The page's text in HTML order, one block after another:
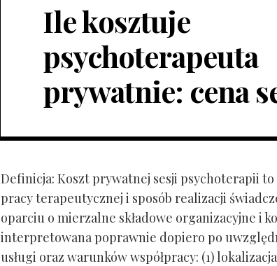
Ile kosztuje
psychoterapeuta
prywatnie: cena
Definicja: Koszt prywatnej sesji psychoterapii to
pracy terapeutycznej i sposób realizacji
oparciu o mierzalne składowe organizacyjne i
interpretowana poprawnie dopiero po
usługi oraz warunków współpracy: (1)